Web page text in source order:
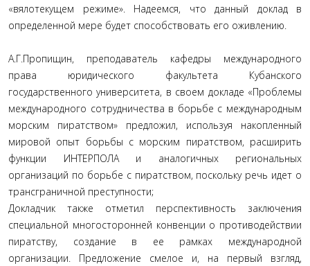
«вялотекущем режиме». Надеемся, что данный доклад в
определенной мере будет способствовать его оживлению.
А.Г.Пропищин, преподаватель кафедры международного
права юридического факультета Кубанского
государственного университета, в своем докладе «Проблемы
международного сотрудничества в борьбе с международным
морским пиратством» предложил, используя накопленный
мировой опыт борьбы с морским пиратством, расширить
функции ИНТЕРПОЛА и аналогичных региональных
организаций по борьбе с пиратством, поскольку речь идет о
трансграничной преступности;
Докладчик также отметил перспективность заключения
специальной многосторонней конвенции о противодействии
пиратству, создание в ее рамках международной
организации. Предложение смелое и, на первый взгляд,